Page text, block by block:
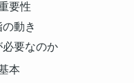
要性
動き
要なのか
本